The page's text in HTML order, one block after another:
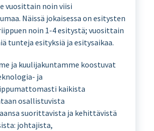
vuosittain noin viisi
Näissä jokaisessa on esitysten
noin 1-4 esitystä; vuosittain
tunteja esityksiä ja esitysaikaa.
ja kuulijakuntamme koostuvat
ja
kaikista
osallistuvista
suorittavista ja kehittävistä
johtajista,